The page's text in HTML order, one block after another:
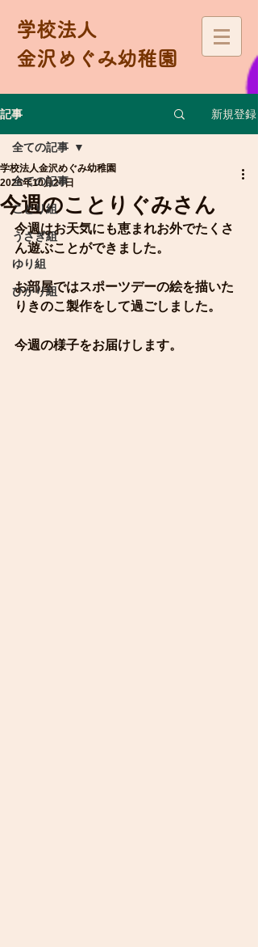
学校法人
金沢めぐみ幼稚園
記事 新規登録
全ての記事
ことり組
うさぎ組
ゆり組
ひかり組
全ての記事
今週のことりぐみさん
学校法人金沢めぐみ幼稚園
2025年10月24日
今週はお天気にも恵まれお外でたくさ
ん遊ぶことができました。
お部屋ではスポーツデーの絵を描いた
りきのこ製作をして過ごしました。
今週の様子をお届けします。